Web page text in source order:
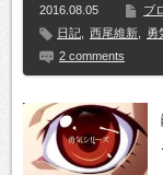
2016.08.05
ブ
日記
西尾維新 勇
2 comments